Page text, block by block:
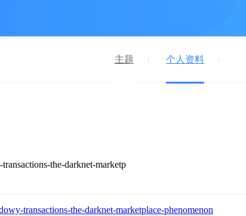
主题 个人资料
the-darknet-marketp
transactions-the-darknet-marketplace-phenomenon